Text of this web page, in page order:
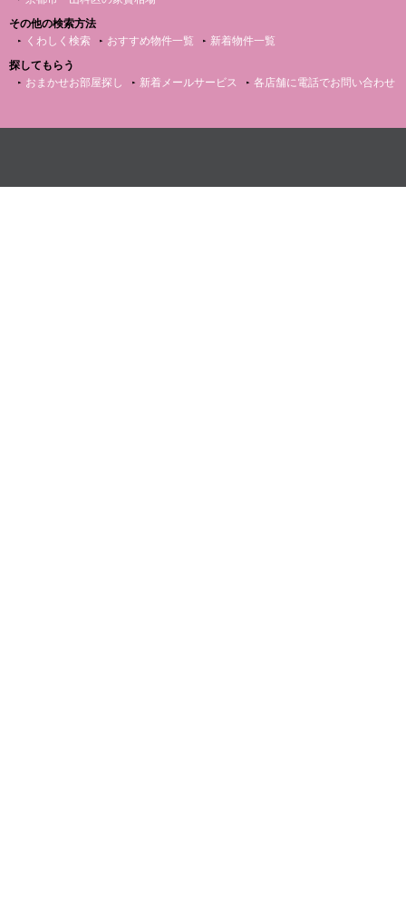
その他の検索方法
くわしく検索
おすすめ物件一覧
新着物件一覧
探してもらう
おまかせお部屋探し
新着メールサービス 各店舗に電話でお問い合わせ